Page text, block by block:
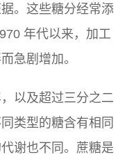
。这些糖分经常添
年代以来，加工
急剧增加。
以及超过三分之二
类型的糖含有相同
谢也不同。蔗糖是